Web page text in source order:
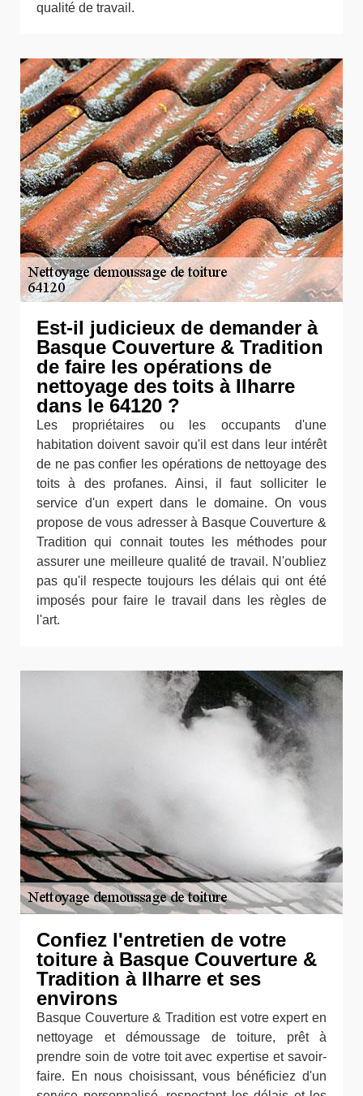
qualité de travail.
Est-il judicieux de demander à
Basque Couverture & Tradition
de faire les opérations de
nettoyage des toits à Ilharre
dans le 64120 ?
Les propriétaires ou les occupants d'une
habitation doivent savoir qu'il est dans leur intérêt
de ne pas confier les opérations de nettoyage des
toits à des profanes. Ainsi, il faut solliciter le
service d'un expert dans le domaine. On vous
propose de vous adresser à Basque Couverture &
Tradition qui connait toutes les méthodes pour
assurer une meilleure qualité de travail. N'oubliez
pas qu'il respecte toujours les délais qui ont été
imposés pour faire le travail dans les règles de
l'art.
Confiez l'entretien de votre
toiture à Basque Couverture &
Tradition à Ilharre et ses
environs
Basque Couverture & Tradition est votre expert en
nettoyage et démoussage de toiture, prêt à
prendre soin de votre toit avec expertise et savoir-
faire. En nous choisissant, vous bénéficiez d'un